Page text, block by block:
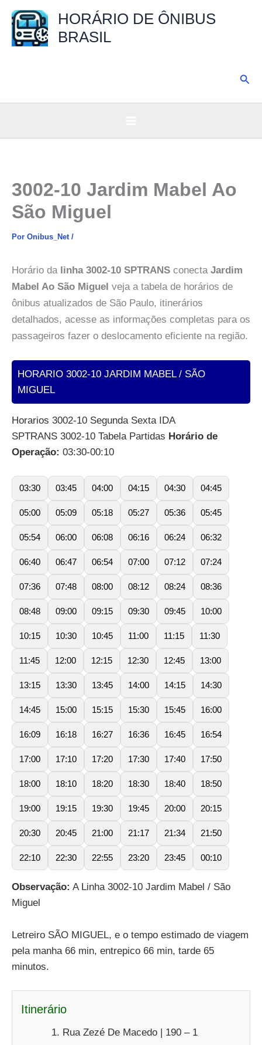
para
HORÁRIO DE ÔNIBUS
BRASIL
3002-10 Jardim Mabel Ao
São Miguel
Por Onibus_Net /
Horário da linha 3002-10 SPTRANS conecta Jardim
Mabel Ao São Miguel veja a tabela de horários de
ônibus atualizados de São Paulo, itinerários
detalhados, acesse as informações completas para os
passageiros fazer o deslocamento eficiente na região.
HORARIO 3002-10 JARDIM MABEL / SÃO
MIGUEL
Horarios 3002-10 Segunda Sexta IDA
SPTRANS 3002-10 Tabela Partidas Horário de
Operação: 03:30-00:10
03:30 03:45 04:00 04:15 04:30 04:45
05:00 05:09 05:18 05:27 05:36 05:45
05:54 06:00 06:08 06:16 06:24 06:32
06:40 06:47 06:54 07:00 07:12 07:24
07:36 07:48 08:00 08:12 08:24 08:36
08:48 09:00 09:15 09:30 09:45 10:00
10:15 10:30 10:45 11:00 11:15 11:30
11:45 12:00 12:15 12:30 12:45 13:00
13:15 13:30 13:45 14:00 14:15 14:30
14:45 15:00 15:15 15:30 15:45 16:00
16:09 16:18 16:27 16:36 16:45 16:54
17:00 17:10 17:20 17:30 17:40 17:50
18:00 18:10 18:20 18:30 18:40 18:50
19:00 19:15 19:30 19:45 20:00 20:15
20:30 20:45 21:00 21:17 21:34 21:50
22:10 22:30 22:55 23:20 23:45 00:10
Observação: A Linha 3002-10 Jardim Mabel / São
Miguel
Letreiro SÃO MIGUEL, e o tempo estimado de viagem
pela manha 66 min, entrepico 66 min, tarde 65
minutos.
Itinerário
Rua Zezé De Macedo | 190 – 1